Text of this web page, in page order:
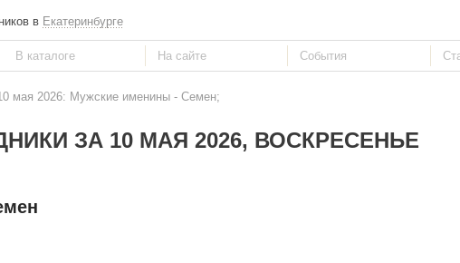
в Екатеринбурге
мая 2026: Мужские именины - Семен;
ЗА 10 МАЯ 2026, ВОСКРЕСЕНЬЕ